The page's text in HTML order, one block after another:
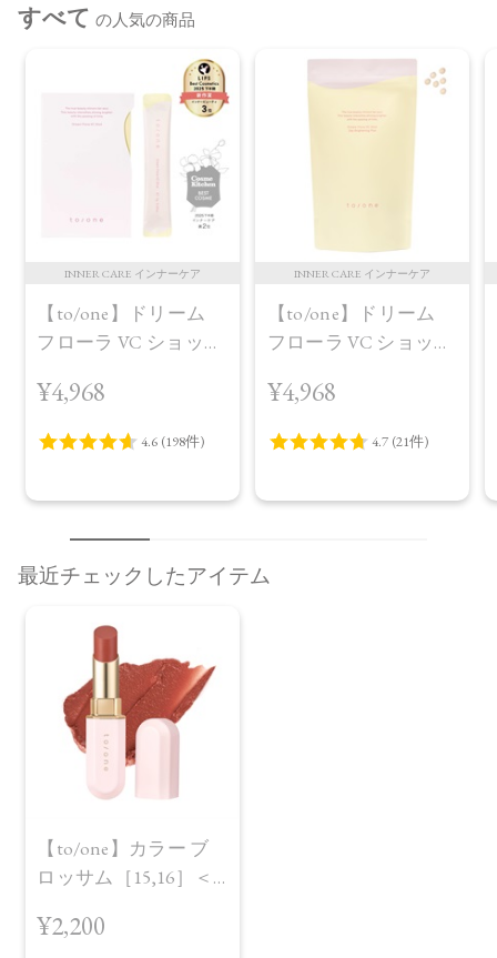
すべて の人気の商品
INNER CARE インナーケア
【to/one】ドリーム
フローラ VC ショット
¥4,968
INNER CARE インナーケア
【to/one】ドリーム
フローラ VC ショット
プラス＜限定品＞
¥4,968
最近チェックしたアイテム
【to/one】カラー ブ
ロッサム［15,16］＜
¥2,200